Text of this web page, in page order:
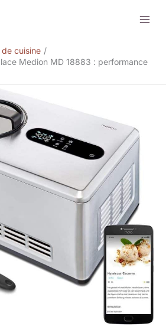
cuisine
Medion MD 18883 : performance